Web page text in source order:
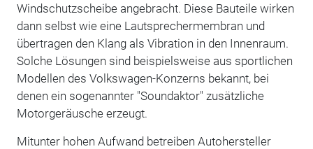
Windschutzscheibe angebracht. Diese Bauteile wirken
dann selbst wie eine Lautsprechermembran und
übertragen den Klang als Vibration in den Innenraum.
Solche Lösungen sind beispielsweise aus sportlichen
Modellen des Volkswagen-Konzerns bekannt, bei
denen ein sogenannter "Soundaktor" zusätzliche
Motorgeräusche erzeugt.
Mitunter hohen Aufwand betreiben Autohersteller